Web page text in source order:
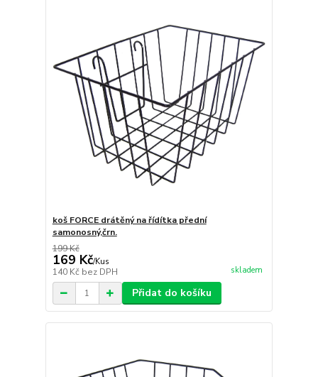
koš FORCE drátěný na řídítka přední
samonosný,črn.
199 Kč
169 Kč/Kus
140 Kč bez DPH skladem
Přidat do košíku